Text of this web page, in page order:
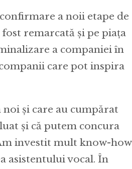
a noii etape de
remarcată și pe piața
a companiei în
care pot inspira
și care au cumpărat
și că putem concura
investit mult know-how
asistentului vocal. În